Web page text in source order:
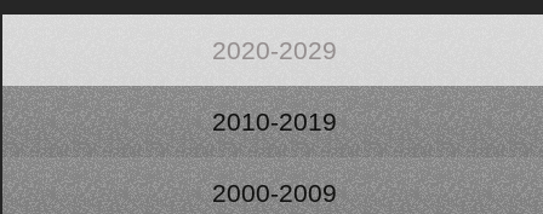
2020-2029
2010-2019
2000-2009